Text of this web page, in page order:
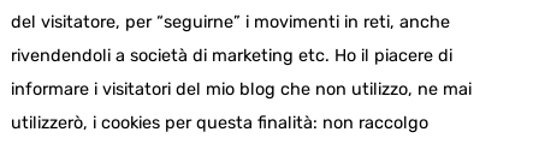
del visitatore, per “seguirne” i movimenti in reti, anche
rivendendoli a società di marketing etc. Ho il piacere di
informare i visitatori del mio blog che non utilizzo, ne mai
utilizzerò, i cookies per questa finalità: non raccolgo